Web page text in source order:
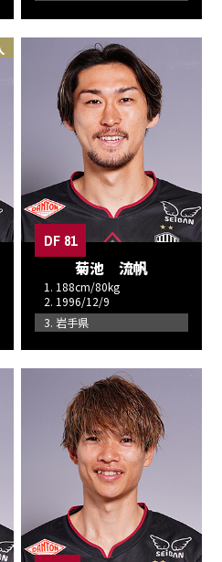
DF 81
菊池 流帆
1. 188cm/80kg
2. 1996/12/9
3. 岩手県